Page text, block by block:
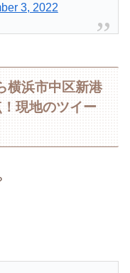
3, 2022
横浜市中区新港
現地のツイー